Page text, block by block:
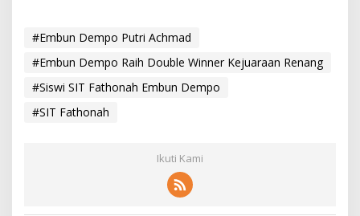
#Embun Dempo Putri Achmad
#Embun Dempo Raih Double Winner Kejuaraan Renang
#Siswi SIT Fathonah Embun Dempo
#SIT Fathonah
Ikuti Kami